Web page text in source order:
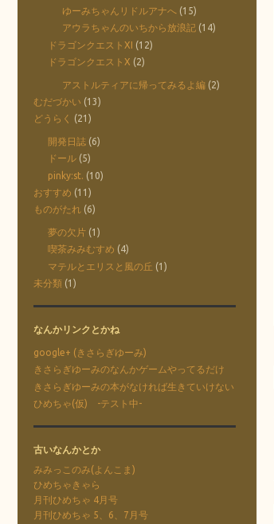
ゆーみちゃんリドルアナへ(15)
アウラちゃんのいちから放浪記(14)
ドラゴンクエストXI (12)
ドラゴンクエストX (2)
アストルティアに帰ってみるよ編(2)
むだづかい (13)
どうらく
(21)
開発日誌(6)
ドール(5)
pinky:st. (10)
おすすめ (11)
ものがたれ(6)
夢の欠片(1)
喫茶みみむすめ (4)
マテルとエリスと風の丘 (1)
未分類(1)
なんかリンクとかね
google+ (きさらぎゆーみ)
きさらぎゆーみのなんかゲームやってるだけ
きさらぎゆーみの本がなければ生きていけない
ひめちゃ(仮) -テスト中-
古いなんかとか
みみっこのみ(よんこま)
ひめちゃきゃら
月刊ひめちゃ 4月号
月刊ひめちゃ 5、6、7月号